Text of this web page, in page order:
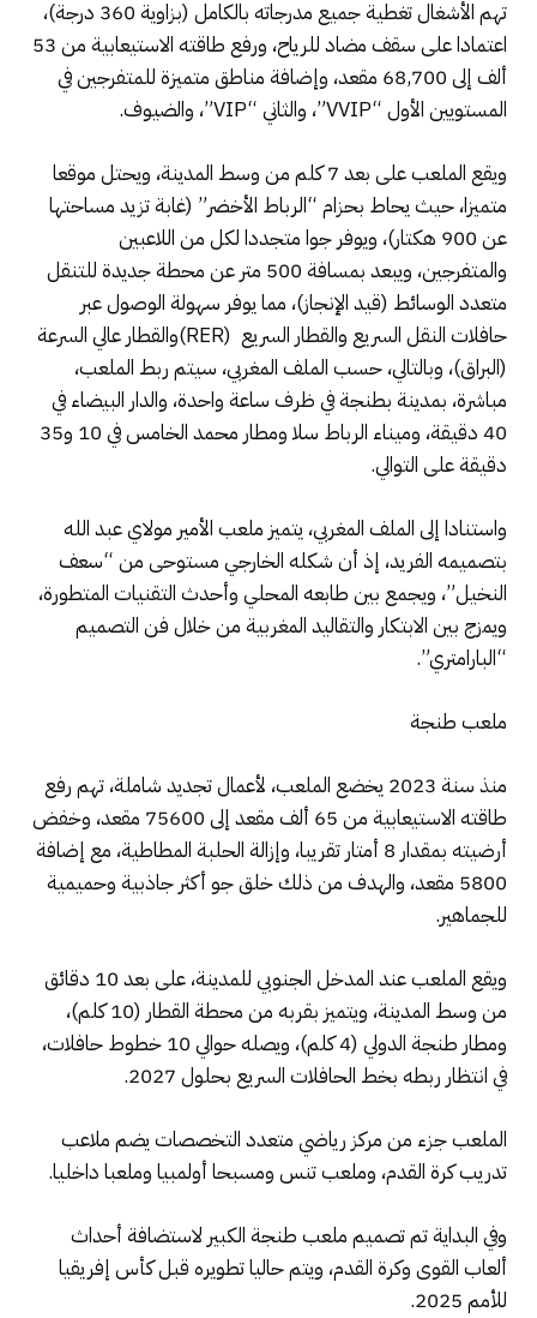
تهم الأشغال تغطية جميع مدرجاته بالكامل (بزاوية 360 درجة)،
اعتمادا على سقف مضاد للرياح، ورفع طاقته الاستيعابية من 53
ألف إلى 68,700 مقعد، وإضافة مناطق متميزة للمتفرجين في
المستويين الأول “VVIP”، والثاني “VIP”، والضيوف.
ويقع الملعب على بعد 7 كلم من وسط المدينة، ويحتل موقعا
متميزا، حيث يحاط بحزام “الرباط الأخضر” (غابة تزيد مساحتها
عن 900 هكتار)، ويوفر جوا متجددا لكل من اللاعبين
والمتفرجين، ويبعد بمسافة 500 متر عن محطة جديدة للتنقل
متعدد الوسائط (قيد الإنجاز)، مما يوفر سهولة الوصول عبر
حافلات النقل السريع والقطار السريع (RER)والقطار عالي السرعة
(البراق)، وبالتالي، حسب الملف المغربي، سيتم ربط الملعب،
مباشرة، بمدينة بطنجة في ظرف ساعة واحدة، والدار البيضاء في
40 دقيقة، وميناء الرباط سلا ومطار محمد الخامس في 10 و35
دقيقة على التوالي.
واستنادا إلى الملف المغربي، يتميز ملعب الأمير مولاي عبد الله
بتصميمه الفريد، إذ أن شكله الخارجي مستوحى من “سعف
النخيل”، ويجمع بين طابعه المحلي وأحدث التقنيات المتطورة،
ويمزج بين الابتكار والتقاليد المغربية من خلال فن التصميم
“البارامتري”.
ملعب طنجة
منذ سنة 2023 يخضع الملعب، لأعمال تجديد شاملة، تهم رفع
طاقته الاستيعابية من 65 ألف مقعد إلى 75600 مقعد، وخفض
أرضيته بمقدار 8 أمتار تقريبا، وإزالة الحلبة المطاطية، مع إضافة
5800 مقعد، والهدف من ذلك خلق جو أكثر جاذبية وحميمية
للجماهير.
ويقع الملعب عند المدخل الجنوبي للمدينة، على بعد 10 دقائق
من وسط المدينة، ويتميز بقربه من محطة القطار (10 كلم)،
ومطار طنجة الدولي (4 كلم)، ويصله حوالي 10 خطوط حافلات،
في انتظار ربطه بخط الحافلات السريع بحلول 2027.
الملعب جزء من مركز رياضي متعدد التخصصات يضم ملاعب
تدريب كرة القدم، وملعب تنس ومسبحا أولمبيا وملعبا داخليا.
وفي البداية تم تصميم ملعب طنجة الكبير لاستضافة أحداث
ألعاب القوى وكرة القدم، ويتم حاليا تطويره قبل كأس إفريقيا
للأمم 2025.